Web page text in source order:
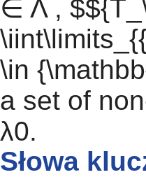
∈ Λ ,
\in
a set of
λ0.
Słowa